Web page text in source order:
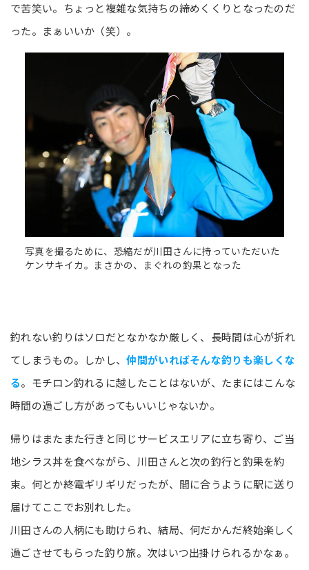
で苦笑い。ちょっと複雑な気持ちの締めくくりとなったのだ
った。まぁいいか（笑）。
写真を撮るために、恐縮だが川田さんに持っていただいた
ケンサキイカ。まさかの、まぐれの釣果となった
釣れない釣りはソロだとなかなか厳しく、長時間は心が折れ
てしまうもの。しかし、仲間がいればそんな釣りも楽しくな
る。モチロン釣れるに越したことはないが、たまにはこんな
時間の過ごし方があってもいいじゃないか。
帰りはまたまた行きと同じサービスエリアに立ち寄り、ご当
地シラス丼を食べながら、川田さんと次の釣行と釣果を約
束。何とか終電ギリギリだったが、間に合うように駅に送り
届けてここでお別れした。
川田さんの人柄にも助けられ、結局、何だかんだ終始楽しく
過ごさせてもらった釣り旅。次はいつ出掛けられるかなぁ。